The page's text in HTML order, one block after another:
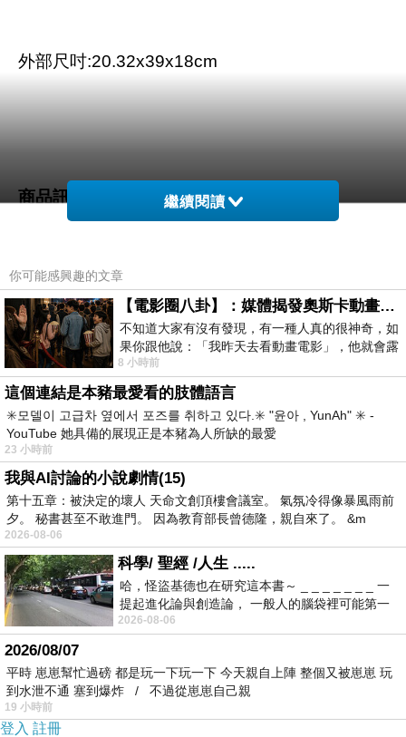
外部尺吋:20.32x39x18cm
商品訊息描述
TENBA -Shootout Photo Sling
※圖片僅供參考，本商品僅為TENBA -Shootout Photo
※本商品不含相機.鏡頭.閃燈.筆電包.雜物…等等以
※商品圖顏色因電腦螢幕色差略有不同，以實際
【 商 品 描 述 】
SHOOTOUT 是背包、腰包、與配件組合等系列，採用杜邦軍用規格材料
外或野外活動量身打造。Shootout 系列背起來輕巧、不會造成您肩膀的
護。
Tenba Shootout Sling bag 本身是一個肩背包，結合了方便與可迅速存取
繼續閱讀
你可能感興趣的文章
【電影圈八卦】：媒體揭發奧斯卡動畫項目投票醜聞！好萊塢為什麼看不起動畫電影？
不知道大家有沒有發現，有一種人真的很神奇，如
果你跟他說：「我昨天去看動畫電影」，他就會露
出一種慈祥的微笑，然後問你是不是陪小
8 小時前
這個連結是本豬最愛看的肢體語言
✳️모델이 고급차 옆에서 포즈를 취하고 있다.✳️ "윤아 , YunAh" ✳️ -
YouTube 她具備的展現正是本豬為人所缺的最愛
23 小時前
我與AI討論的小說劇情(15)
第十五章：被決定的壞人 天命文創頂樓會議室。 氣氛冷得像暴風雨前
夕。 秘書甚至不敢進門。 因為教育部長曾德隆，親自來了。 &m
2026-08-06
科學/ 聖經 /人生 .....
哈，怪盜基德也在研究這本書～ _ _ _ _ _ _ _ 一
提起進化論與創造論， 一般人的腦袋裡可能第一
時間就有「 進化論很科
2026-08-06
2026/08/07
平時 崽崽幫忙過磅 都是玩一下玩一下 今天親自上陣 整個又被崽崽 玩
到水泄不通 塞到爆炸 / 不過從崽崽自己親
19 小時前
登入 註冊